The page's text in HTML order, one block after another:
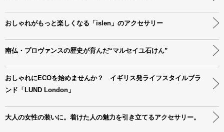
おしゃれがもっと楽しくなる「islen」のアクセサリー
南仏・プロヴァンスの歴史が育んだ“マルセイユ石けん”
おしゃれにECOを始めませんか？ イギリス発ライフスタイルブラ
ンド「LUND London」
大人の女性の装いに。着けた人の魅力を引き立てるアクセサリー。